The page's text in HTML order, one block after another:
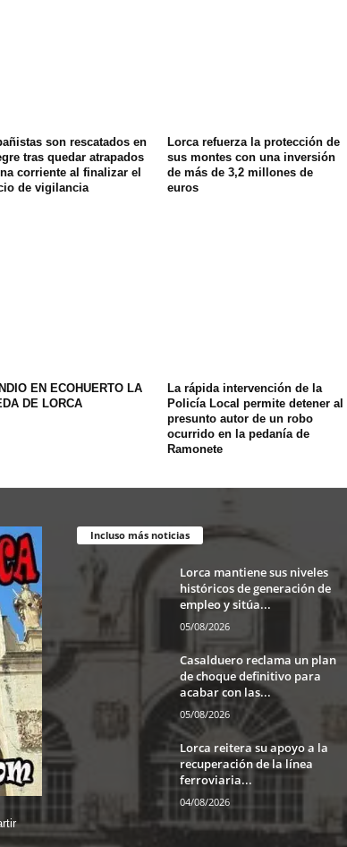
son rescatados en
tras quedar atrapados
corriente al finalizar el
de vigilancia
Lorca refuerza la protección de
sus montes con una inversión
de más de 3,2 millones de
euros
EN ECOHUERTO LA
DE LORCA
La rápida intervención de la
Policía Local permite detener al
presunto autor de un robo
ocurrido en la pedanía de
Ramonete
Incluso más noticias
Lorca mantiene sus niveles
históricos de generación de
empleo y sitúa...
05/08/2026
Casalduero reclama un plan
de choque definitivo para
acabar con las...
05/08/2026
Lorca reitera su apoyo a la
recuperación de la línea
ferroviaria...
04/08/2026